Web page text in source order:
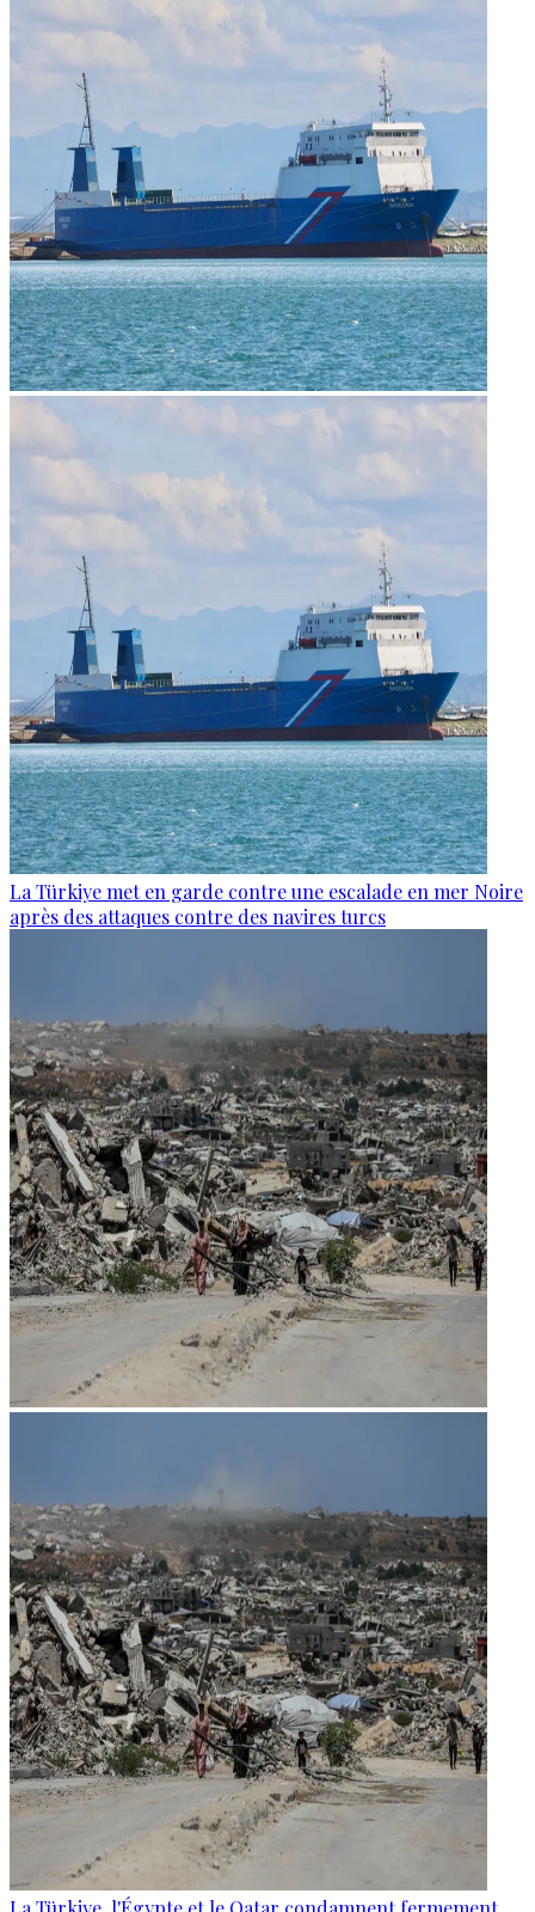
La Türkiye met en garde contre une escalade en mer Noire
après des attaques contre des navires turcs